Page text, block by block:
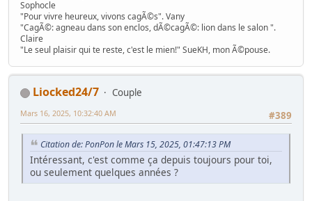
Sophocle
"Pour vivre heureux, vivons cagÃ©s". Vany
"CagÃ©: agneau dans son enclos, dÃ©cagÃ©: lion dans le salon ".
Claire
"Le seul plaisir qui te reste, c'est le mien!" SueKH, mon Ã©pouse.
Liocked24/7
Couple
#389
Mars 16, 2025, 10:32:40 AM
Citation de: PonPon le Mars 15, 2025, 01:47:13 PM
Intéressant, c'est comme ça depuis toujours pour toi,
ou seulement quelques années ?